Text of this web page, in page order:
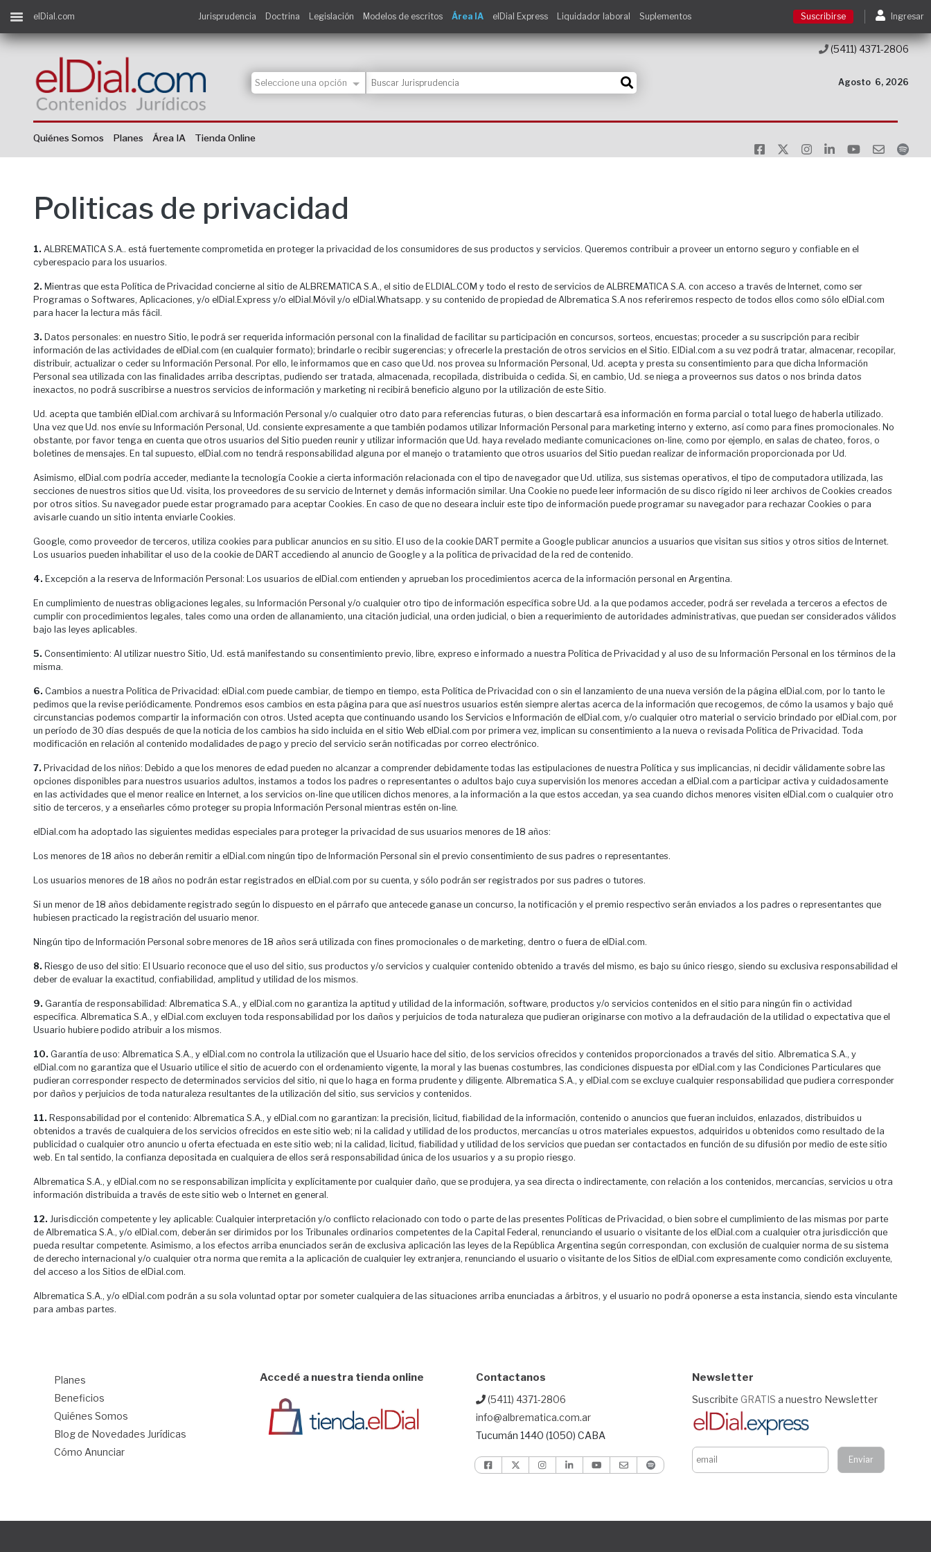
Suscribirse
Acceso a cursos
elDial.com Jurisprudencia Doctrina Legislación Modelos de escritos Área IA elDial Express Liquidador laboral Suplementos Suscribirse Ingresar
Agosto 6, 2026
(5411) 4371-2806
Quiénes Somos Planes Área IA Tienda Online
Politicas de privacidad
1. ALBREMATICA S.A.. está fuertemente comprometida en proteger la privacidad de los consumidores de sus productos y servicios. Queremos contribuir a proveer un entorno seguro y confiable en el
cyberespacio para los usuarios.
2. Mientras que esta Política de Privacidad concierne al sitio de ALBREMATICA S.A., el sitio de ELDIAL.COM y todo el resto de servicios de ALBREMATICA S.A. con acceso a través de Internet, como ser
Programas o Softwares, Aplicaciones, y/o elDial.Express y/o elDial.Móvil y/o elDial.Whatsapp. y su contenido de propiedad de Albrematica S.A nos referiremos respecto de todos ellos como sólo elDial.com
para hacer la lectura más fácil.
3. Datos personales: en nuestro Sitio, le podrá ser requerida información personal con la finalidad de facilitar su participación en concursos, sorteos, encuestas; proceder a su suscripción para recibir
información de las actividades de elDial.com (en cualquier formato); brindarle o recibir sugerencias; y ofrecerle la prestación de otros servicios en el Sitio. ElDial.com a su vez podrá tratar, almacenar, recopilar,
distribuir, actualizar o ceder su Información Personal. Por ello, le informamos que en caso que Ud. nos provea su Información Personal, Ud. acepta y presta su consentimiento para que dicha Información
Personal sea utilizada con las finalidades arriba descriptas, pudiendo ser tratada, almacenada, recopilada, distribuida o cedida. Si, en cambio, Ud. se niega a proveernos sus datos o nos brinda datos
inexactos, no podrá suscribirse a nuestros servicios de información y marketing ni recibirá beneficio alguno por la utilización de este Sitio.
Ud. acepta que también elDial.com archivará su Información Personal y/o cualquier otro dato para referencias futuras, o bien descartará esa información en forma parcial o total luego de haberla utilizado.
Una vez que Ud. nos envíe su Información Personal, Ud. consiente expresamente a que también podamos utilizar Información Personal para marketing interno y externo, así como para fines promocionales. No
obstante, por favor tenga en cuenta que otros usuarios del Sitio pueden reunir y utilizar información que Ud. haya revelado mediante comunicaciones on-line, como por ejemplo, en salas de chateo, foros, o
boletines de mensajes. En tal supuesto, elDial.com no tendrá responsabilidad alguna por el manejo o tratamiento que otros usuarios del Sitio puedan realizar de información proporcionada por Ud.
Asimismo, elDial.com podría acceder, mediante la tecnología Cookie a cierta información relacionada con el tipo de navegador que Ud. utiliza, sus sistemas operativos, el tipo de computadora utilizada, las
secciones de nuestros sitios que Ud. visita, los proveedores de su servicio de Internet y demás información similar. Una Cookie no puede leer información de su disco rígido ni leer archivos de Cookies creados
por otros sitios. Su navegador puede estar programado para aceptar Cookies. En caso de que no deseara incluir este tipo de información puede programar su navegador para rechazar Cookies o para
avisarle cuando un sitio intenta enviarle Cookies.
Google, como proveedor de terceros, utiliza cookies para publicar anuncios en su sitio. El uso de la cookie DART permite a Google publicar anuncios a usuarios que visitan sus sitios y otros sitios de Internet.
Los usuarios pueden inhabilitar el uso de la cookie de DART accediendo al anuncio de Google y a la política de privacidad de la red de contenido.
4. Excepción a la reserva de Información Personal: Los usuarios de elDial.com entienden y aprueban los procedimientos acerca de la información personal en Argentina.
En cumplimiento de nuestras obligaciones legales, su Información Personal y/o cualquier otro tipo de información específica sobre Ud. a la que podamos acceder, podrá ser revelada a terceros a efectos de
cumplir con procedimientos legales, tales como una orden de allanamiento, una citación judicial, una orden judicial, o bien a requerimiento de autoridades administrativas, que puedan ser considerados válidos
bajo las leyes aplicables.
5. Consentimiento: Al utilizar nuestro Sitio, Ud. está manifestando su consentimiento previo, libre, expreso e informado a nuestra Política de Privacidad y al uso de su Información Personal en los términos de la
misma.
6. Cambios a nuestra Política de Privacidad: elDial.com puede cambiar, de tiempo en tiempo, esta Política de Privacidad con o sin el lanzamiento de una nueva versión de la página elDial.com, por lo tanto le
pedimos que la revise periódicamente. Pondremos esos cambios en esta página para que así nuestros usuarios estén siempre alertas acerca de la información que recogemos, de cómo la usamos y bajo qué
circunstancias podemos compartir la información con otros. Usted acepta que continuando usando los Servicios e Información de elDial.com, y/o cualquier otro material o servicio brindado por elDial.com, por
un período de 30 días después de que la noticia de los cambios ha sido incluida en el sitio Web elDial.com por primera vez, implican su consentimiento a la nueva o revisada Política de Privacidad. Toda
modificación en relación al contenido modalidades de pago y precio del servicio serán notificadas por correo electrónico.
7. Privacidad de los niños: Debido a que los menores de edad pueden no alcanzar a comprender debidamente todas las estipulaciones de nuestra Política y sus implicancias, ni decidir válidamente sobre las
opciones disponibles para nuestros usuarios adultos, instamos a todos los padres o representantes o adultos bajo cuya supervisión los menores accedan a elDial.com a participar activa y cuidadosamente
en las actividades que el menor realice en Internet, a los servicios on-line que utilicen dichos menores, a la información a la que estos accedan, ya sea cuando dichos menores visiten elDial.com o cualquier otro
sitio de terceros, y a enseñarles cómo proteger su propia Información Personal mientras estén on-line.
elDial.com ha adoptado las siguientes medidas especiales para proteger la privacidad de sus usuarios menores de 18 años:
Los menores de 18 años no deberán remitir a elDial.com ningún tipo de Información Personal sin el previo consentimiento de sus padres o representantes.
Los usuarios menores de 18 años no podrán estar registrados en elDial.com por su cuenta, y sólo podrán ser registrados por sus padres o tutores.
Si un menor de 18 años debidamente registrado según lo dispuesto en el párrafo que antecede ganase un concurso, la notificación y el premio respectivo serán enviados a los padres o representantes que
hubiesen practicado la registración del usuario menor.
Ningún tipo de Información Personal sobre menores de 18 años será utilizada con fines promocionales o de marketing, dentro o fuera de elDial.com.
8. Riesgo de uso del sitio: El Usuario reconoce que el uso del sitio, sus productos y/o servicios y cualquier contenido obtenido a través del mismo, es bajo su único riesgo, siendo su exclusiva responsabilidad el
deber de evaluar la exactitud, confiabilidad, amplitud y utilidad de los mismos.
9. Garantía de responsabilidad: Albrematica S.A., y elDial.com no garantiza la aptitud y utilidad de la información, software, productos y/o servicios contenidos en el sitio para ningún fin o actividad
específica. Albrematica S.A., y elDial.com excluyen toda responsabilidad por los daños y perjuicios de toda naturaleza que pudieran originarse con motivo a la defraudación de la utilidad o expectativa que el
Usuario hubiere podido atribuir a los mismos.
10. Garantía de uso: Albrematica S.A., y elDial.com no controla la utilización que el Usuario hace del sitio, de los servicios ofrecidos y contenidos proporcionados a través del sitio. Albrematica S.A., y
elDial.com no garantiza que el Usuario utilice el sitio de acuerdo con el ordenamiento vigente, la moral y las buenas costumbres, las condiciones dispuesta por elDial.com y las Condiciones Particulares que
pudieran corresponder respecto de determinados servicios del sitio, ni que lo haga en forma prudente y diligente. Albrematica S.A., y elDial.com se excluye cualquier responsabilidad que pudiera corresponder
por daños y perjuicios de toda naturaleza resultantes de la utilización del sitio, sus servicios y contenidos.
11. Responsabilidad por el contenido: Albrematica S.A., y elDial.com no garantizan: la precisión, licitud, fiabilidad de la información, contenido o anuncios que fueran incluidos, enlazados, distribuidos u
obtenidos a través de cualquiera de los servicios ofrecidos en este sitio web; ni la calidad y utilidad de los productos, mercancías u otros materiales expuestos, adquiridos u obtenidos como resultado de la
publicidad o cualquier otro anuncio u oferta efectuada en este sitio web; ni la calidad, licitud, fiabilidad y utilidad de los servicios que puedan ser contactados en función de su difusión por medio de este sitio
web. En tal sentido, la confianza depositada en cualquiera de ellos será responsabilidad única de los usuarios y a su propio riesgo.
Albrematica S.A., y elDial.com no se responsabilizan implícita y explícitamente por cualquier daño, que se produjera, ya sea directa o indirectamente, con relación a los contenidos, mercancías, servicios u otra
información distribuida a través de este sitio web o Internet en general.
12. Jurisdicción competente y ley aplicable: Cualquier interpretación y/o conflicto relacionado con todo o parte de las presentes Políticas de Privacidad, o bien sobre el cumplimiento de las mismas por parte
de Albrematica S.A., y/o elDial.com, deberán ser dirimidos por los Tribunales ordinarios competentes de la Capital Federal, renunciando el usuario o visitante de los elDial.com a cualquier otra jurisdicción que
pueda resultar competente. Asimismo, a los efectos arriba enunciados serán de exclusiva aplicación las leyes de la República Argentina según correspondan, con exclusión de cualquier norma de su sistema
de derecho internacional y/o cualquier otra norma que remita a la aplicación de cualquier ley extranjera, renunciando el usuario o visitante de los Sitios de elDial.com expresamente como condición excluyente,
del acceso a los Sitios de elDial.com.
Albrematica S.A., y/o elDial.com podrán a su sola voluntad optar por someter cualquiera de las situaciones arriba enunciadas a árbitros, y el usuario no podrá oponerse a esta instancia, siendo esta vinculante
para ambas partes.
Planes
Beneficios
Quiénes Somos
Blog de Novedades Jurídicas
Cómo Anunciar
Accedé a nuestra tienda online Contactanos
(5411) 4371-2806
info@albrematica.com.ar
Tucumán 1440 (1050) CABA
Newsletter
Suscribite GRATIS a nuestro Newsletter